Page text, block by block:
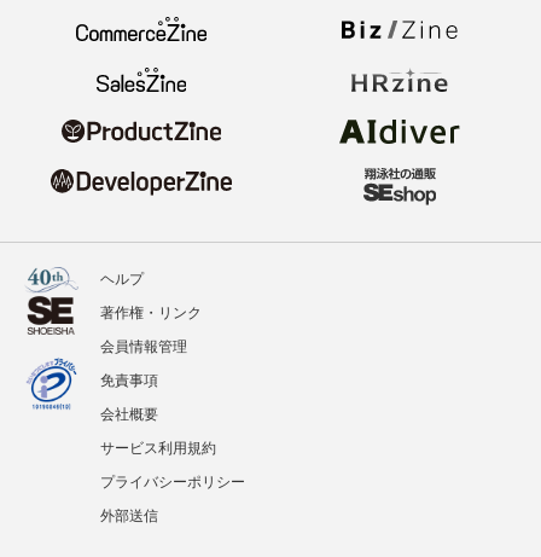
ヘルプ
著作権・リンク
会員情報管理
免責事項
会社概要
サービス利用規約
プライバシーポリシー
外部送信